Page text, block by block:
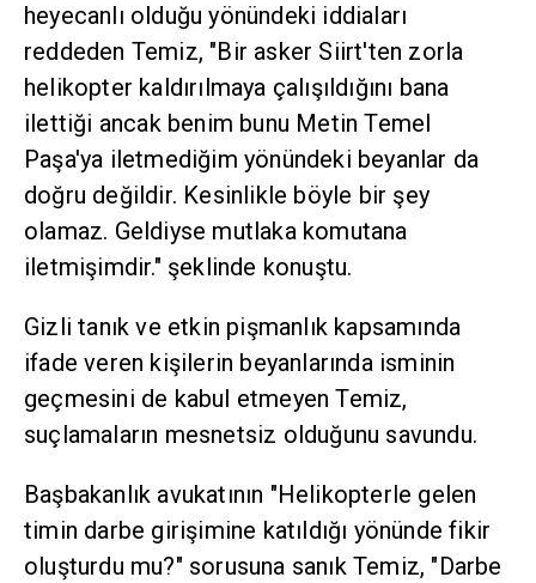
heyecanlı olduğu yönündeki iddiaları
reddeden Temiz, "Bir asker Siirt'ten zorla
helikopter kaldırılmaya çalışıldığını bana
ilettiği ancak benim bunu Metin Temel
Paşa'ya iletmediğim yönündeki beyanlar da
doğru değildir. Kesinlikle böyle bir şey
olamaz. Geldiyse mutlaka komutana
iletmişimdir." şeklinde konuştu.
Gizli tanık ve etkin pişmanlık kapsamında
ifade veren kişilerin beyanlarında isminin
geçmesini de kabul etmeyen Temiz,
suçlamaların mesnetsiz olduğunu savundu.
Başbakanlık avukatının "Helikopterle gelen
timin darbe girişimine katıldığı yönünde fikir
oluşturdu mu?" sorusuna sanık Temiz, "Darbe